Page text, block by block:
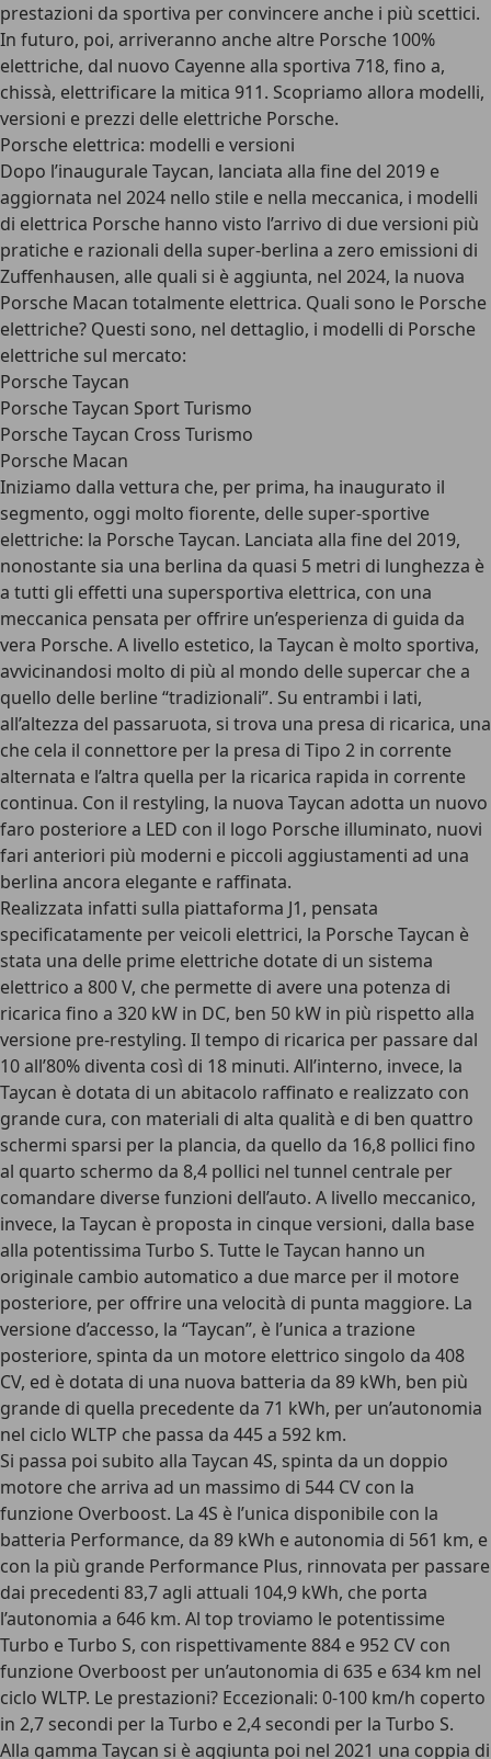
prestazioni da sportiva per convincere anche i più scettici.
In futuro, poi, arriveranno anche altre Porsche 100%
elettriche, dal nuovo Cayenne alla sportiva 718, fino a,
chissà, elettrificare la mitica 911. Scopriamo allora modelli,
versioni e prezzi delle elettriche Porsche.
Porsche elettrica: modelli e versioni
Dopo l’inaugurale Taycan, lanciata alla fine del 2019 e
aggiornata nel 2024 nello stile e nella meccanica, i modelli
di elettrica Porsche hanno visto l’arrivo di due versioni più
pratiche e razionali della super-berlina a zero emissioni di
Zuffenhausen, alle quali si è aggiunta, nel 2024, la nuova
Porsche Macan totalmente elettrica. Quali sono le Porsche
elettriche? Questi sono, nel dettaglio, i modelli di Porsche
elettriche sul mercato:
Porsche Taycan
Porsche Taycan Sport Turismo
Porsche Taycan Cross Turismo
Porsche Macan
Iniziamo dalla vettura che, per prima, ha inaugurato il
segmento, oggi molto fiorente, delle super-sportive
elettriche: la Porsche Taycan. Lanciata alla fine del 2019,
nonostante sia una berlina da quasi 5 metri di lunghezza è
a tutti gli effetti una supersportiva elettrica, con una
meccanica pensata per offrire un’esperienza di guida da
vera Porsche. A livello estetico, la Taycan è molto sportiva,
avvicinandosi molto di più al mondo delle supercar che a
quello delle berline “tradizionali”. Su entrambi i lati,
all’altezza del passaruota, si trova una presa di ricarica, una
che cela il connettore per la presa di Tipo 2 in corrente
alternata e l’altra quella per la ricarica rapida in corrente
continua. Con il restyling, la nuova Taycan adotta un nuovo
faro posteriore a LED con il logo Porsche illuminato, nuovi
fari anteriori più moderni e piccoli aggiustamenti ad una
berlina ancora elegante e raffinata.
Realizzata infatti sulla piattaforma J1, pensata
specificatamente per veicoli elettrici, la Porsche Taycan è
stata una delle prime elettriche dotate di un sistema
elettrico a 800 V, che permette di avere una potenza di
ricarica fino a 320 kW in DC, ben 50 kW in più rispetto alla
versione pre-restyling. Il tempo di ricarica per passare dal
10 all’80% diventa così di 18 minuti. All’interno, invece, la
Taycan è dotata di un abitacolo raffinato e realizzato con
grande cura, con materiali di alta qualità e di ben quattro
schermi sparsi per la plancia, da quello da 16,8 pollici fino
al quarto schermo da 8,4 pollici nel tunnel centrale per
comandare diverse funzioni dell’auto. A livello meccanico,
invece, la Taycan è proposta in cinque versioni, dalla base
alla potentissima Turbo S. Tutte le Taycan hanno un
originale cambio automatico a due marce per il motore
posteriore, per offrire una velocità di punta maggiore. La
versione d’accesso, la “Taycan”, è l’unica a trazione
posteriore, spinta da un motore elettrico singolo da 408
CV, ed è dotata di una nuova batteria da 89 kWh, ben più
grande di quella precedente da 71 kWh, per un’autonomia
nel ciclo WLTP che passa da 445 a 592 km.
Si passa poi subito alla Taycan 4S, spinta da un doppio
motore che arriva ad un massimo di 544 CV con la
funzione Overboost. La 4S è l’unica disponibile con la
batteria Performance, da 89 kWh e autonomia di 561 km, e
con la più grande Performance Plus, rinnovata per passare
dai precedenti 83,7 agli attuali 104,9 kWh, che porta
l’autonomia a 646 km. Al top troviamo le potentissime
Turbo e Turbo S, con rispettivamente 884 e 952 CV con
funzione Overboost per un’autonomia di 635 e 634 km nel
ciclo WLTP. Le prestazioni? Eccezionali: 0-100 km/h coperto
in 2,7 secondi per la Turbo e 2,4 secondi per la Turbo S.
Alla gamma Taycan si è aggiunta poi nel 2021 una coppia di